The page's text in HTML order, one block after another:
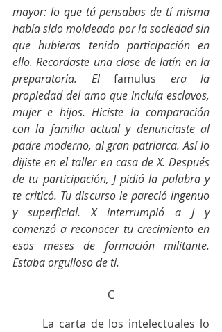
mayor: lo que tú pensabas de tí misma
había sido moldeado por la sociedad sin
que hubieras tenido participación en
ello. Recordaste una clase de latín en la
preparatoria. El famulus era la
propiedad del amo que incluía esclavos,
mujer e hijos. Hiciste la comparación
con la familia actual y denunciaste al
padre moderno, al gran patriarca. Así lo
dijiste en el taller en casa de X. Después
de tu participación, J pidió la palabra y
te criticó. Tu discurso le pareció ingenuo
y superficial. X interrumpió a J y
comenzó a reconocer tu crecimiento en
esos meses de formación militante.
Estaba orgulloso de ti.
C